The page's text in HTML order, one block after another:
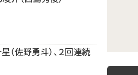
佐野勇斗）、２回連続